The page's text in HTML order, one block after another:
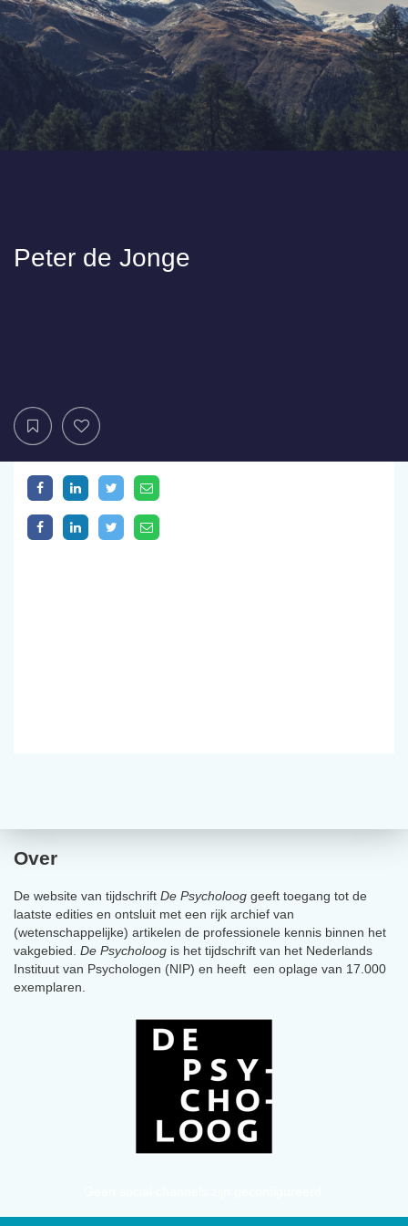
Peter de Jonge
Over
De website van tijdschrift De Psycholoog geeft toegang tot de
laatste edities en ontsluit met een rijk archief van
(wetenschappelijke) artikelen de professionele kennis binnen het
vakgebied. De Psycholoog is het tijdschrift van het Nederlands
Instituut van Psychologen (NIP) en heeft een oplage van 17.000
exemplaren.